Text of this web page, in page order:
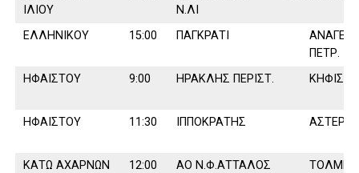
ΙΛΙΟΥ
Ν.ΛΙ
ΕΛΛΗΝΙΚΟΥ 15:00 ΠΑΓΚΡΑΤΙ
ΠΕΤΡ.
ΗΦΑΙΣΤΟΥ
9:00 ΗΡΑΚΛΗΣ ΠΕΡΙΣΤ. ΚΗΦΙΣΙΑ
ΗΦΑΙΣΤΟΥ 11:30 ΙΠΠΟΚΡΑΤΗΣ
ΚΑΤΩ ΑΧΑΡΝΩΝ 12:00 ΑΟ Ν.Φ.ΑΤΤΑΛΟΣ ΤΟΛΜΗ